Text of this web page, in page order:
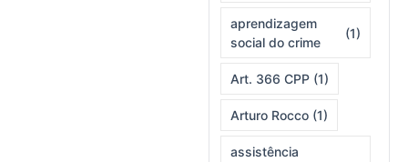
aprendizagem
social do crime
(1)
Art. 366 CPP (1)
Arturo Rocco (1)
assistência